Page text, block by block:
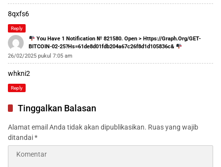
8qxfs6
Reply
You Have 1 Notification № 821580. Open > Https://graph.org/GET-
BITCOIN-02-25?hs=61de8d01fdb204a67c26f8d1d105836c&
26/02/2025 pukul 7:05 am
whkni2
Reply
Tinggalkan Balasan
Alamat email Anda tidak akan dipublikasikan. Ruas yang wajib
ditandai*